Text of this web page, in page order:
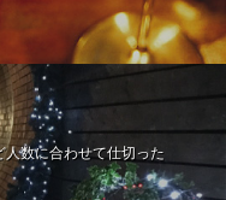
数に合わせて仕切った